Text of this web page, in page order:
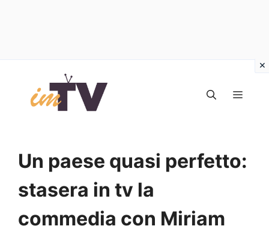
contenuto
Un paese quasi perfetto:
stasera in tv la
commedia con Miriam